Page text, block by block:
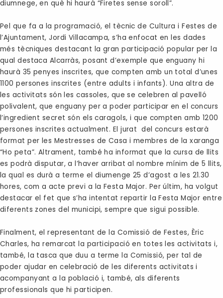
diumnege, en què hi haurà “Firetes sense soroll”.
Pel que fa a la programació, el tècnic de Cultura i Festes de
l’Ajuntament, Jordi Villacampa, s’ha enfocat en les dades
més tècniques destacant la gran participació popular per la
qual destaca Alcarràs, posant d’exemple que enguany hi
haurà 35 penyes inscrites, que compten amb un total d’unes
1100 persones inscrites (entre adults i infants). Una altra de
les activitats són les cassoles, que se celebren al pavelló
polivalent, que enguany per a poder participar en el concurs
l’ingredient secret són els caragols, i que compten amb 1200
persones inscrites actualment. El jurat del concurs estarà
format per les Mestresses de Casa i membres de la xaranga
“Ho peta”. Altrament, també ha informat que la cursa de llits
es podrà disputar, a l’haver arribat al nombre mínim de 5 llits,
la qual es durà a terme el diumenge 25 d’agost a les 21.30
hores, com a acte previ a la Festa Major. Per últim, ha volgut
destacar el fet que s’ha intentat repartir la Festa Major entre
diferents zones del municipi, sempre que sigui possible.
Finalment, el representant de la Comissió de Festes, Èric
Charles, ha remarcat la participació en totes les activitats i,
també, la tasca que duu a terme la Comissió, per tal de
poder ajudar en celebració de les diferents activitats i
acompanyant a la població i, també, als diferents
professionals que hi participen.